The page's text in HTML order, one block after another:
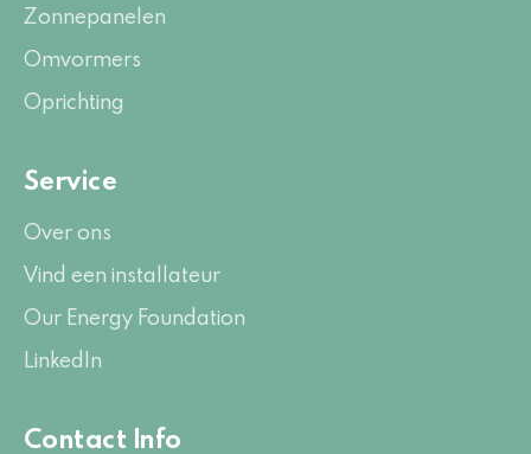
Zonnepanelen
Omvormers
Oprichting
Service
Over ons
Vind een installateur
Our Energy Foundation
LinkedIn
Contact Info